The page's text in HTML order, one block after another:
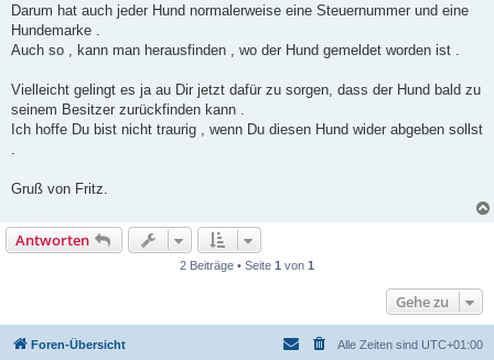
Darum hat auch jeder Hund normalerweise eine Steuernummer und eine
Hundemarke .
Auch so , kann man herausfinden , wo der Hund gemeldet worden ist .
Vielleicht gelingt es ja au Dir jetzt dafür zu sorgen, dass der Hund bald zu
seinem Besitzer zurückfinden kann .
Ich hoffe Du bist nicht traurig , wenn Du diesen Hund wider abgeben sollst
Gruß von Fritz.
Antworten
2 Beiträge • Seite 1 von 1
Gehe zu
Foren-Übersicht Alle Zeiten sind UTC+01:00